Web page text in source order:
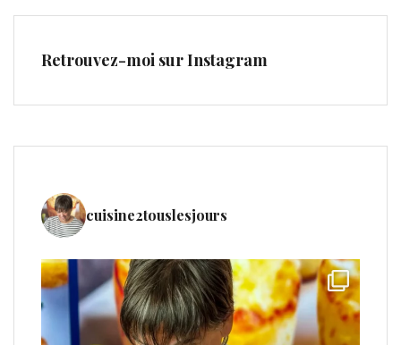
Retrouvez-moi sur Instagram
cuisine2touslesjours